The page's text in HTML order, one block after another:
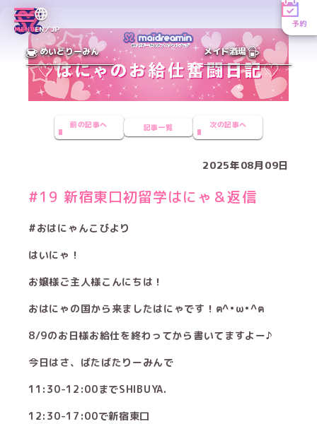
MENUEN／JP
予約
めいどりーみん メイド酒場
前の記事へ 記事一覧 次の記事へ
2025年08月09日
#19 新宿東口初留学はにゃ＆返信
#おはにゃんこびより
はいにゃ！
お嬢様ご主人様こんにちは！
おはにゃの国から来ましたはにゃです！ฅ^•ω•^ฅ
8/9のお日様お給仕を終わってから書いてますよー♪
今日はさ、ばたばたりーみんで
11:30-12:00までSHIBUYA.
12:30-17:00で新宿東口